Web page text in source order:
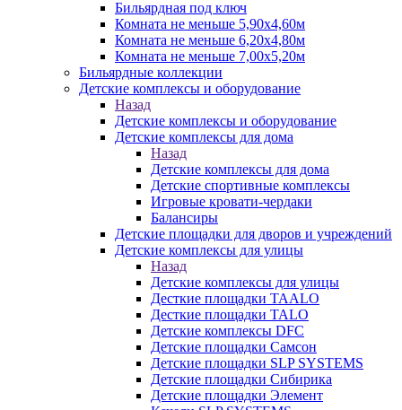
Бильярдная под ключ
Комната не меньше 5,90х4,60м
Комната не меньше 6,20х4,80м
Комната не меньше 7,00х5,20м
Бильярдные коллекции
Детские комплексы и оборудование
Назад
Детские комплексы и оборудование
Детские комплексы для дома
Назад
Детские комплексы для дома
Детские спортивные комплексы
Игровые кровати-чердаки
Балансиры
Детские площадки для дворов и учреждений
Детские комплексы для улицы
Назад
Детские комплексы для улицы
Десткие площадки TAALO
Десткие площадки TALO
Детские комплексы DFC
Детские площадки Самсон
Детские площадки SLP SYSTEMS
Детские площадки Сибирика
Детские площадки Элемент